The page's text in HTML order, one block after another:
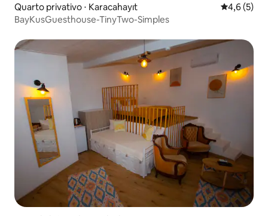
Quarto privativo ⋅ Karacahayıt 4,6 de
4,6 (5)
BayKusGuesthouse-TinyTwo-Simples